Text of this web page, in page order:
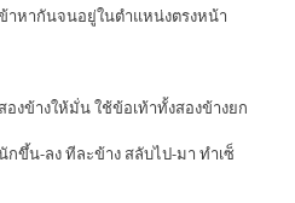
าหากันจนอยู่ในตำแหน่งตรงหน้า
งข้างให้มั่น ใช้ข้อเท้าทั้งสองข้างยก
ขึ้น-ลง ทีละข้าง สลับไป-มา ทำเซ็